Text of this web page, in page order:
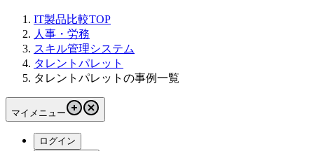
IT製品比較TOP
人事・労務
スキル管理システム
タレントパレット
タレントパレットの事例一覧
マイメニュー
ログイン